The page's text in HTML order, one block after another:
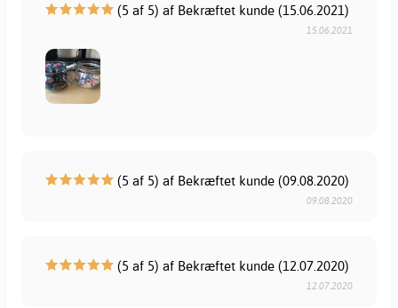
(5 af 5) af Bekræftet kunde (15.06.2021)
15.06.2021
(5 af 5) af Bekræftet kunde (09.08.2020)
09.08.2020
(5 af 5) af Bekræftet kunde (12.07.2020)
12.07.2020